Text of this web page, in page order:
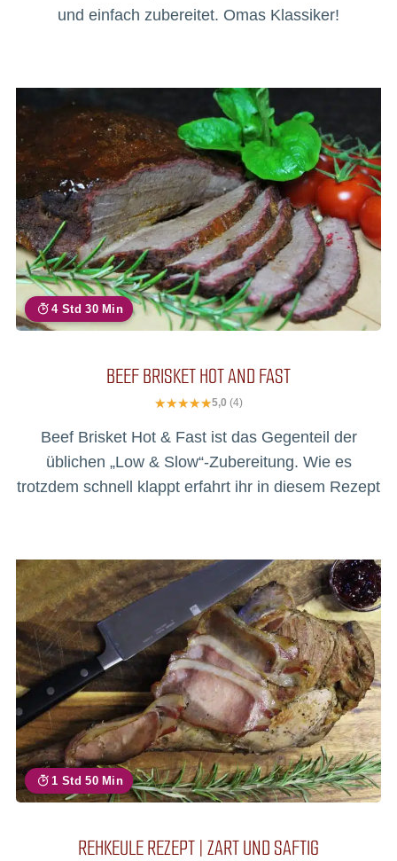
und einfach zubereitet. Omas Klassiker!
4 Std 30 Min
BEEF BRISKET HOT AND FAST
5,0 (4)
Beef Brisket Hot & Fast ist das Gegenteil der
üblichen „Low & Slow“-Zubereitung. Wie es
trotzdem schnell klappt erfahrt ihr in diesem Rezept
1 Std 50 Min
REHKEULE REZEPT | ZART UND SAFTIG